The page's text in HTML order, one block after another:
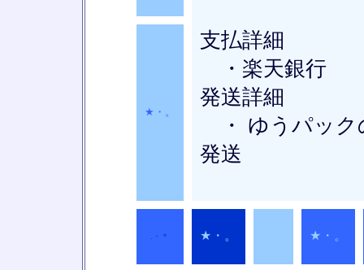
支払詳細
・楽天銀行
発送詳細
・ ゆうパック
発送
★・。
.・＊ ★・。 ★・。